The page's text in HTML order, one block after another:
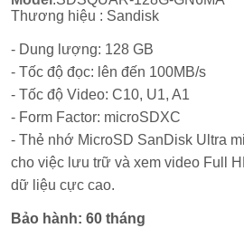
Thương hiệu : Sandisk
- Dung lượng: 128 GB
- Tốc độ đọc: lên đến 100MB/s
- Tốc độ Video: C10, U1, A1
- Form Factor: microSDXC
- Thẻ nhớ MicroSD SanDisk Ultra
cho việc lưu trữ và xem video Full
dữ liệu cực cao.
Bảo hành:60 tháng